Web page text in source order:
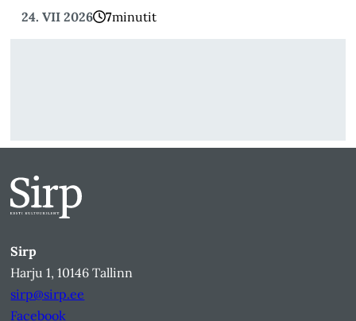
24. VII 2026 7minutit
Sirp
Harju 1, 10146 Tallinn
sirp@sirp.ee
Facebook